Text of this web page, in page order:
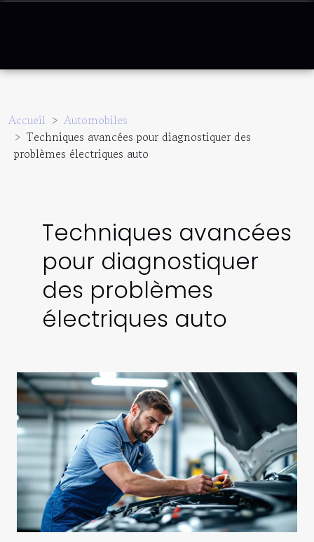
Accueil
Automobiles
Techniques avancées pour diagnostiquer des
problèmes électriques auto
Techniques avancées
pour diagnostiquer
des problèmes
électriques auto